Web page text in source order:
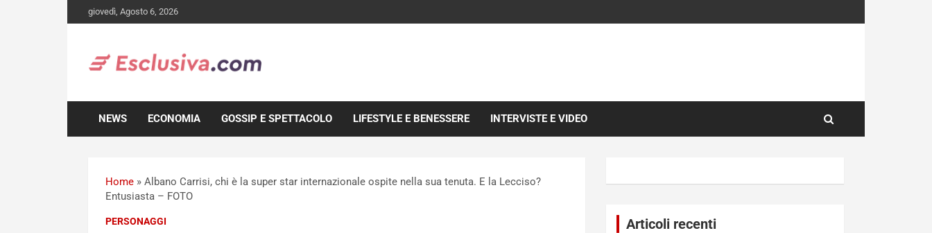
to
giovedì, Agosto 6, 2026
NEWS ECONOMIA GOSSIP E SPETTACOLO LIFESTYLE E BENESSERE INTERVISTE E VIDEO
Home » Albano Carrisi, chi è la super star internazionale ospite nella sua tenuta. E la Lecciso?
Entusiasta – FOTO
PERSONAGGI Articoli recenti